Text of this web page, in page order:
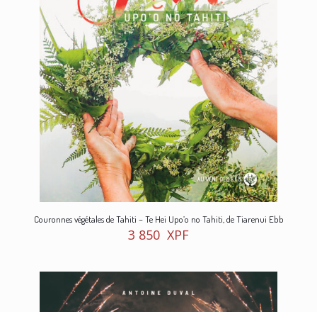
Couronnes végétales de Tahiti – Te Hei Upo’o no Tahiti, de Tiarenui Ebb
3 850 XPF